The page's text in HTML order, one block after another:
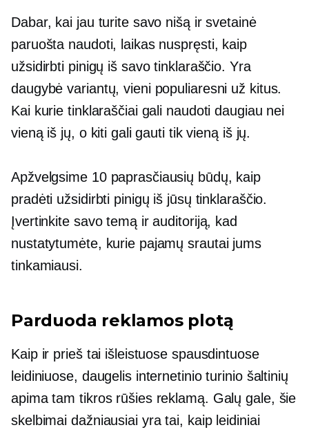
Dabar, kai jau turite savo nišą ir svetainė
paruošta naudoti, laikas nuspręsti, kaip
užsidirbti pinigų iš savo tinklaraščio. Yra
daugybė variantų, vieni populiaresni už kitus.
Kai kurie tinklaraščiai gali naudoti daugiau nei
vieną iš jų, o kiti gali gauti tik vieną iš jų.
Apžvelgsime 10 paprasčiausių būdų, kaip
pradėti užsidirbti pinigų iš jūsų tinklaraščio.
Įvertinkite savo temą ir auditoriją, kad
nustatytumėte, kurie pajamų srautai jums
tinkamiausi.
Parduoda reklamos plotą
Kaip ir prieš tai išleistuose spausdintuose
leidiniuose, daugelis internetinio turinio šaltinių
apima tam tikros rūšies reklamą. Galų gale, šie
skelbimai dažniausiai yra tai, kaip leidiniai